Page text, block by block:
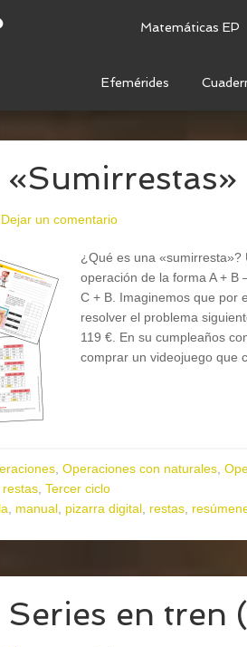
Matemáticas EP
Efemérides
Dejar un comentario
¿Qué es una «sumirresta»?
operación de la forma A + B
C + B. Imaginemos que por
resolver el problema
119 €. En su cumpleaños
comprar un videojuego que
Operaciones con naturales
restas Tercer ciclo
manual pizarra digital restas
en tren